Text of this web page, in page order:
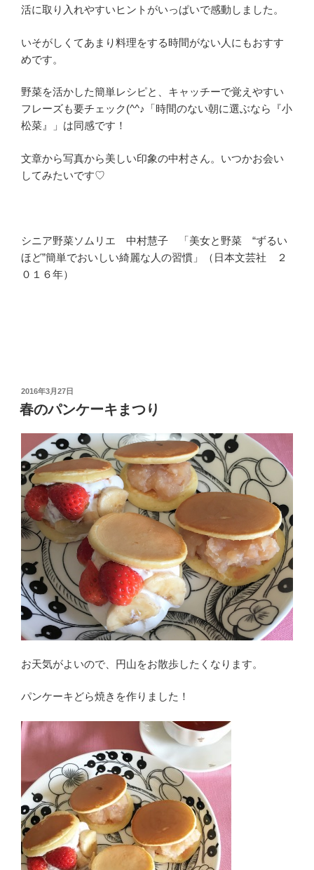
活に取り入れやすいヒントがいっぱいで感動しました。
いそがしくてあまり料理をする時間がない人にもおすす
めです。
野菜を活かした簡単レシピと、キャッチーで覚えやすい
フレーズも要チェック(^^♪「時間のない朝に選ぶなら『小
松菜』」は同感です！
文章から写真から美しい印象の中村さん。いつかお会い
してみたいです♡
シニア野菜ソムリエ 中村慧子 「美女と野菜 “ずるい
ほど”簡単でおいしい綺麗な人の習慣」（日本文芸社 ２
０１６年）
投
稿
日:
2016年3月27日
春のパンケーキまつり
お天気がよいので、円山をお散歩したくなります。
パンケーキどら焼きを作りました！